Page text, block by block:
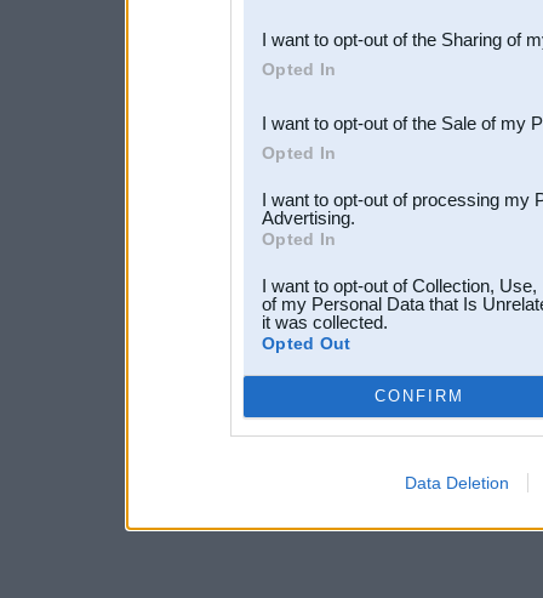
Downstream Participants
third parties.
I want to opt-out of the Sharing of
Opted In
I want to opt-out of the Sale of my
Opted In
I want to opt-out of processing my
Advertising.
Opted In
I want to opt-out of Collection,
of my Personal Data that Is
it was collected.
Opted Out
CONFIRM
Data Deletion